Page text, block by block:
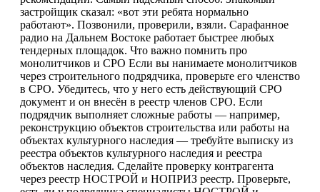
застройщик сказал: «вот эти ребята нормально
работают». Позвонили, проверили, взяли. Сарафанное
радио на Дальнем Востоке работает быстрее любых
тендерных площадок. Что важно помнить про
монолитчиков и СРО Если вы нанимаете монолитчиков
через строительного подрядчика, проверьте его членство
в СРО. Убедитесь, что у него есть действующий СРО
документ и он внесён в реестр членов СРО. Если
подрядчик выполняет сложные работы — например,
реконструкцию объектов строительства или работы на
объектах культурного наследия — требуйте выписку из
реестра объектов культурного наследия и реестра
объектов наследия. Сделайте проверку контрагента
через реестр НОСТРОЙ и НОПРИЗ реестр. Проверьте,